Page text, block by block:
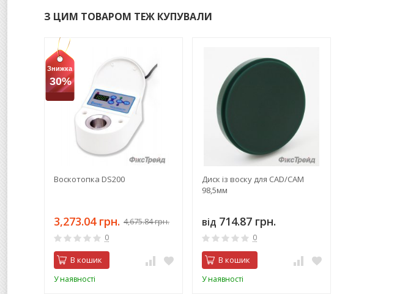
З ЦИМ ТОВАРОМ ТЕЖ КУПУВАЛИ
Знижка
30%
Воскотопка DS200
3,273.04 грн. 4,675.84 грн.
0
В кошик
У наявності
Диск із воску для CAD/CAM
98,5мм
від 714.87 грн.
0
В кошик
У наявності